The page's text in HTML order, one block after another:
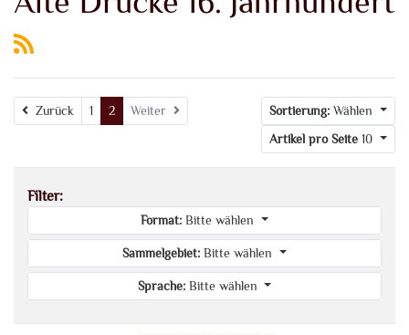
Zurück Zurück
1 2 Weiter Sortierung: Wählen
Artikel pro Seite 10
Filter:
Format: Bitte wählen
Sammelgebiet: Bitte wählen
Sprache: Bitte wählen